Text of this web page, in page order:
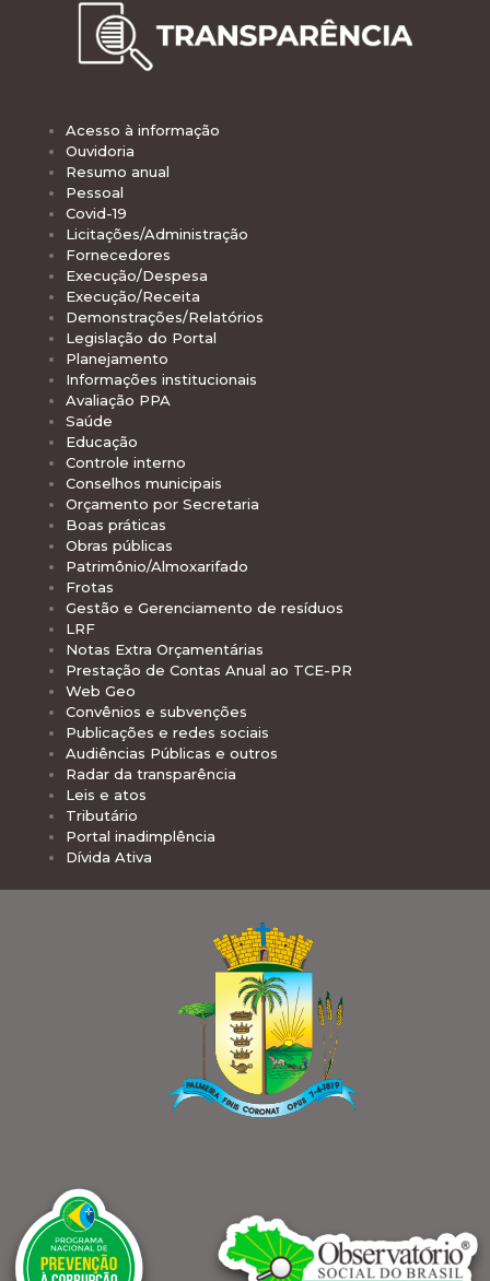
Acesso à informação
Ouvidoria
Resumo anual
Pessoal
Covid-19
Licitações/Administração
Fornecedores
Execução/Despesa
Execução/Receita
Demonstrações/Relatórios
Legislação do Portal
Planejamento
Informações institucionais
Avaliação PPA
Saúde
Educação
Controle interno
Conselhos municipais
Orçamento por Secretaria
Boas práticas
Obras públicas
Patrimônio/Almoxarifado
Frotas
Gestão e Gerenciamento de resíduos
LRF
Notas Extra Orçamentárias
Prestação de Contas Anual ao TCE-PR
Web Geo
Convênios e subvenções
Publicações e redes sociais
Audiências Públicas e outros
Radar da transparência
Leis e atos
Tributário
Portal inadimplência
Dívida Ativa